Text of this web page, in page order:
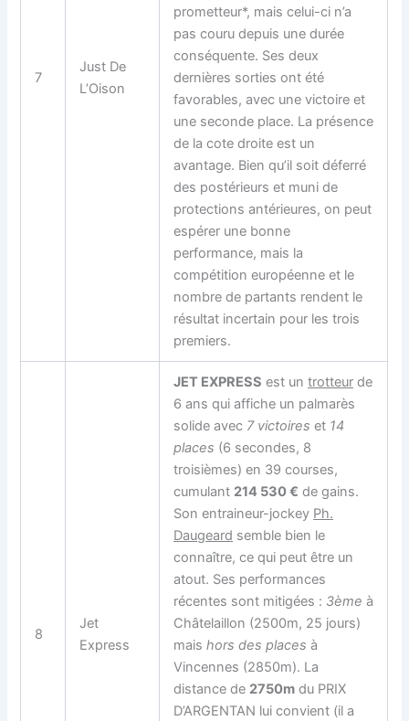
7
Just De
L’Oison
prometteur*, mais celui-ci n’a
pas couru depuis une durée
conséquente. Ses deux
dernières sorties ont été
favorables, avec une victoire et
une seconde place. La présence
de la cote droite est un
avantage. Bien qu’il soit déferré
des postérieurs et muni de
protections antérieures, on peut
espérer une bonne
performance, mais la
compétition européenne et le
nombre de partants rendent le
résultat incertain pour les trois
premiers.
8
Jet
Express
JET EXPRESS est untrotteur de
6 ans qui affiche un palmarès
solide avec 7 victoires et 14
places (6 secondes, 8
troisièmes) en 39 courses,
cumulant 214 530 € de gains.
Son entraineur-jockey Ph.
Daugeard semble bien le
connaître, ce qui peut être un
atout. Ses performances
récentes sont mitigées : 3ème à
Châtelaillon (2500m, 25 jours)
maishors des places à
Vincennes (2850m). La
distance de 2750m du PRIX
D’ARGENTAN lui convient (il a